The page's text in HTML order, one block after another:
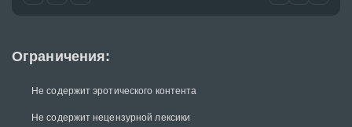
Ограничения:
Не содержит эротического контента
Не содержит нецензурной лексики